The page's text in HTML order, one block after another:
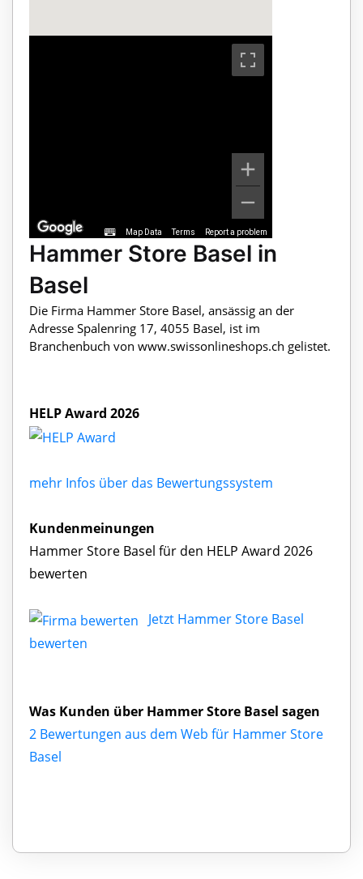
Map Data Terms Report a problem
Hammer Store Basel in
Basel
Die Firma Hammer Store Basel, ansässig an der
Adresse Spalenring 17, 4055 Basel, ist im
Branchenbuch von www.swissonlineshops.ch gelistet.
HELP Award 2026
mehr Infos über das Bewertungssystem
Kundenmeinungen
Hammer Store Basel für den HELP Award 2026
bewerten
Jetzt Hammer Store Basel
bewerten
Was Kunden über Hammer Store Basel sagen
2 Bewertungen aus dem Web für Hammer Store
Basel